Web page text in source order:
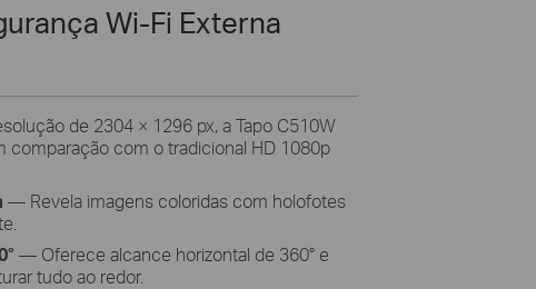
Wi-Fi Externa
de 2304 × 1296 px, a Tapo C510W
comparação com o tradicional HD 1080p
— Revela imagens coloridas com holofotes
— Oferece alcance horizontal de 360° e
tudo ao redor.